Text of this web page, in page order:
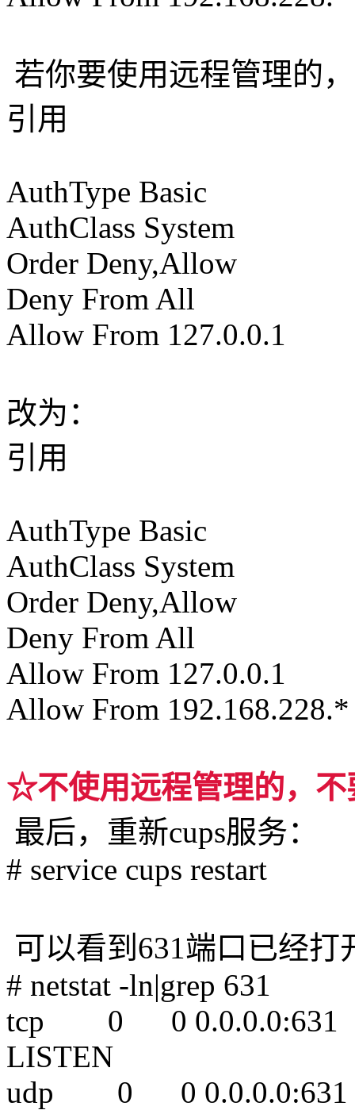
若你要使用远程管理的
引用
AuthType Basic
AuthClass System
Order Deny,Allow
Deny From All
Allow From 127.0.0.1
改为：
引用
AuthType Basic
AuthClass System
Order Deny,Allow
Deny From All
Allow From 127.0.0.1
Allow From 192.168.228.*
☆不使用远程管理的，不
最后，重新cups服务：
# service cups restart
可以看到631端口已经打
# netstat -ln|grep 631
tcp 0 0
LISTEN
udp 0 0